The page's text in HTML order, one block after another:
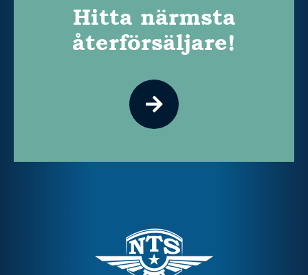
Hitta närmsta
återförsäljare!